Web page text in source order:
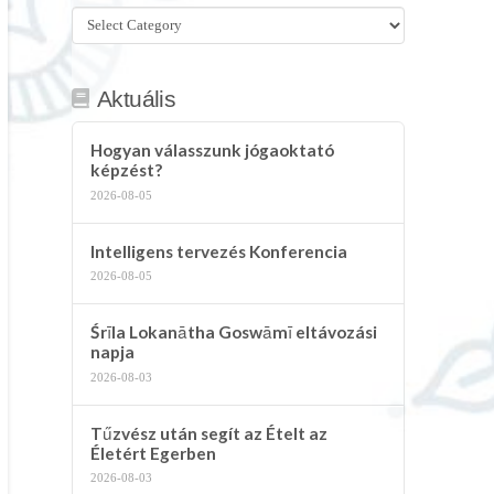
Összes
kategória
Aktuális
Hogyan válasszunk jógaoktató
képzést?
2026-08-05
Intelligens tervezés Konferencia
2026-08-05
Śrīla Lokanātha Goswāmī eltávozási
napja
2026-08-03
Tűzvész után segít az Ételt az
Életért Egerben
2026-08-03